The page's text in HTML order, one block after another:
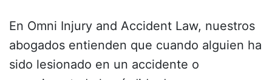
En Omni Injury and Accident Law, nuestros
abogados entienden que cuando alguien ha
sido lesionado en un accidente o